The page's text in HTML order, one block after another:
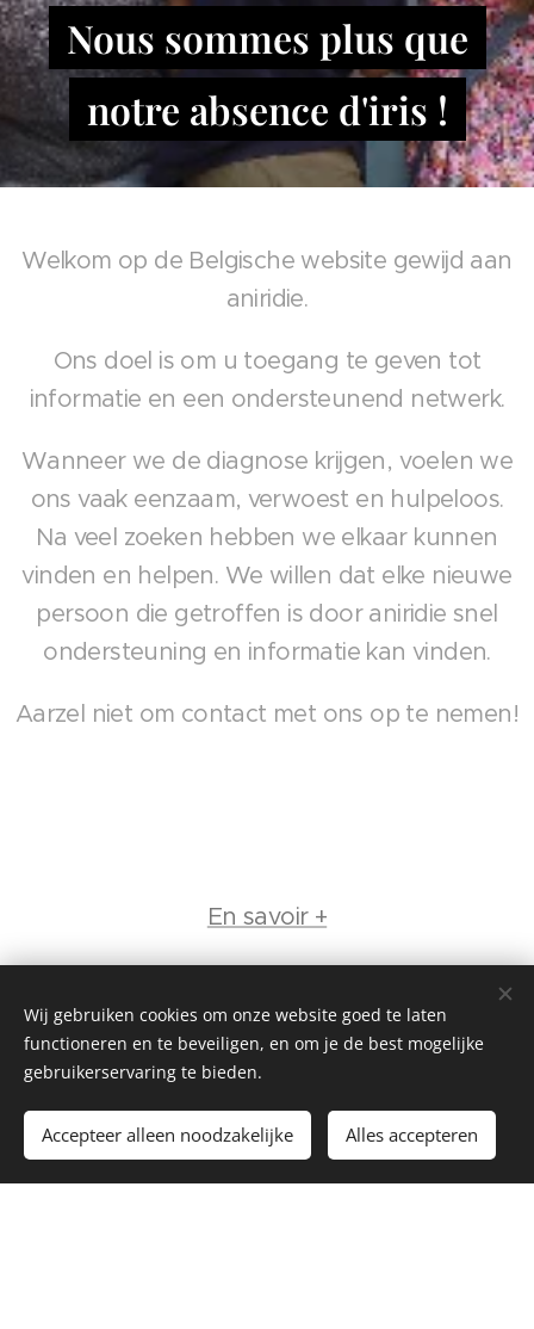
Nous sommes plus que
notre absence d'iris !
Welkom op de Belgische website gewijd aan
aniridie.
Ons doel is om u toegang te geven tot
informatie en een ondersteunend netwerk.
Wanneer we de diagnose krijgen, voelen we
ons vaak eenzaam, verwoest en hulpeloos.
Na veel zoeken hebben we elkaar kunnen
vinden en helpen. We willen dat elke nieuwe
persoon die getroffen is door aniridie snel
ondersteuning en informatie kan vinden.
Aarzel niet om contact met ons op te nemen!
En savoir +
Wij gebruiken cookies om onze website goed te laten
functioneren en te beveiligen, en om je de best mogelijke
gebruikerservaring te bieden.
Accepteer alleen noodzakelijke Alles accepteren